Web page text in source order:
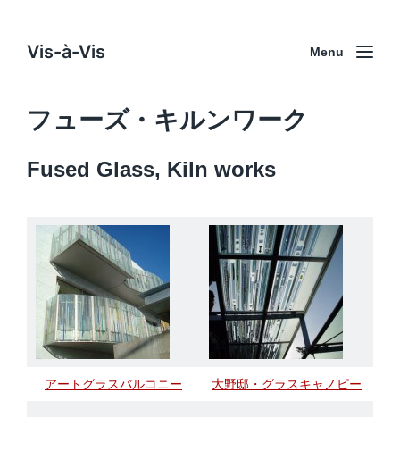
Vis-à-Vis Menu
フューズ・キルンワーク
Fused Glass, Kiln works
アートグラスバルコニー 大野邸・グラスキャノピー